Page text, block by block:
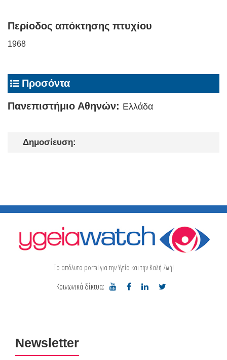
Περίοδος απόκτησης πτυχίου
1968
Προσόντα
Πανεπιστήμιο Αθηνών: Ελλάδα
Δημοσίευση:
Το απόλυτο portal για την Υγεία και την Καλή Ζωή!
Κοινωνικά δίκτυα:
Newsletter